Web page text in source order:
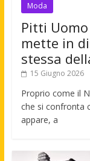
Moda
Pitti
mette in
stessa
15 Giugno 2026
Proprio come il
che si confronta
appare, a